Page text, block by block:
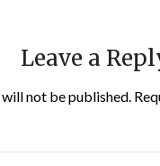
Leave a
not be published.